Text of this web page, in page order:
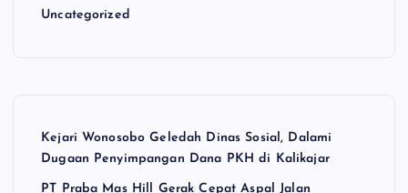
Uncategorized
Kejari Wonosobo Geledah Dinas Sosial, Dalami
Dugaan Penyimpangan Dana PKH di Kalikajar
PT Praba Mas Hill Gerak Cepat Aspal Jalan